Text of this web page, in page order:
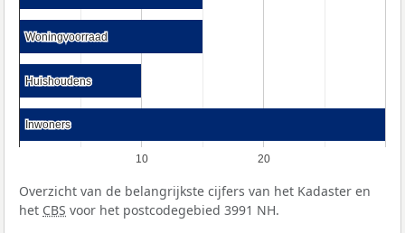
10 20
Woningvoorraad
Woningvoorraad
Huishoudens
Huishoudens
Inwoners
Inwoners
Overzicht van de belangrijkste cijfers van het Kadaster en
het CBS voor het postcodegebied 3991 NH.